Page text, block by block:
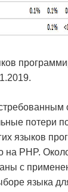
потери
языков
на PHP.
с
языка